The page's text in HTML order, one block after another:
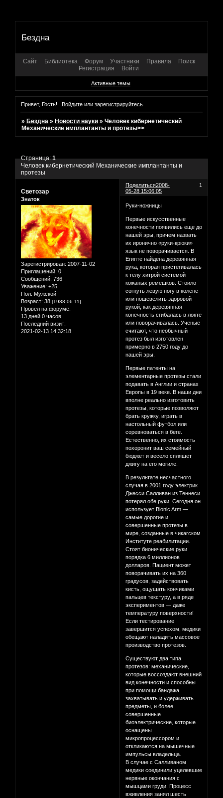
Бездна
Сайт Библиотека Форум Участники Правила
Поиск
Регистрация
Войти
Активные темы
Привет, Гость! Войдитеили зарегистрируйтесь.
»Бездна »Новости науки »Человек кибернетический
Механические имплантанты и протезы>>
Человек кибернетический Механические имплантанты и
протезы
Страница:1
Поделиться 1
2008-
05-28 15:06:05
Светозар
Знаток
Зарегистрирован: 2007-11-02
Приглашений: 0
Сообщений: 736
Уважение: +25
Пол: Мужской
Возраст: 38 [1988-06-11]
Провел на форуме:
13 дней 0 часов
Последний визит:
2021-02-13 14:32:18
Руки-ножницы
Первые искусственные
конечности появились еще до
нашей эры, причем назвать
их иронично «руки-крюки»
язык не поворачивается. В
Египте найдена деревянная
рука, которая пристегивалась
к телу хитрой системой
кожаных ремешков. Стоило
согнуть левую ногу в колене
или пошевелить здоровой
рукой, как деревянная
конечность сгибалась в локте
или поворачивалась. Ученые
считают, что необычный
протез был изготовлен
примерно в 2750 году до
нашей эры.
Первые патенты на
элементарные протезы стали
подавать в Англии и странах
Европы в 19 веке. В наши дни
вполне реально изготовить
протезы, которые позволяют
брать кружку, играть в
настольный футбол или
соревноваться в беге.
Естественно, их стоимость
похоронит ваш семейный
бюджет и весело спляшет
джигу на его могиле.
В результате несчастного
случая в 2001 году электрик
Джесси Салливан из Теннеси
потерял обе руки. Сегодня он
использует Bionic Arm —
самые дорогие и
совершенные протезы в
мире, созданные в чикагском
Институте реабилитации.
Стоят бионические руки
порядка 6 миллионов
долларов. Пациент может
поворачивать их на 360
градусов, задействовать
кисть, ощущать кончиками
пальцев текстуру, а в ряде
экспериментов — даже
температуру поверхности!
Если тестирование
завершится успехом, медики
обещают наладить массовое
производство протезов.
Существуют два типа
протезов: механические,
которые воссоздают внешний
вид конечности и способны
при помощи бандажа
захватывать и удерживать
предметы, и более
совершенные
биоэлектрические, которые
оснащены
микропроцессором и
откликаются на мышечные
импульсы владельца.
В случае с Салливаном
медики соединили уцелевшие
нервные окончания с
мышцами груди. Процесс
вживления занял шесть